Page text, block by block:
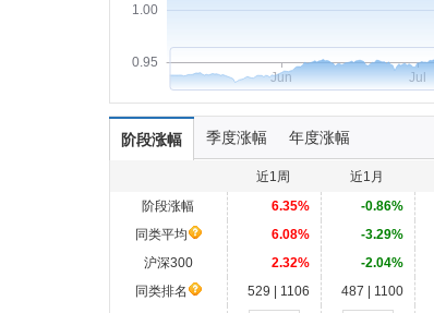
0.95
1.00
Jun Jul
阶段涨幅 季度涨幅 年度涨幅
近1周 近1月
阶段涨幅
6.35% -0.86%
同类平均
6.08% -3.29%
沪深300
2.32% -2.04%
同类排名
529 | 1106 487 | 1100